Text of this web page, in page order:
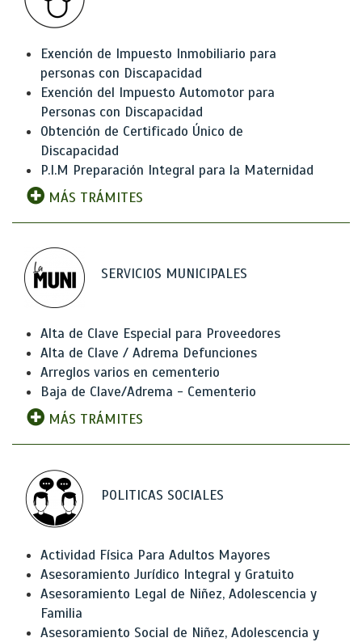
Exención de Impuesto Inmobiliario para
personas con Discapacidad
Exención del Impuesto Automotor para
Personas con Discapacidad
Obtención de Certificado Único de
Discapacidad
P.I.M Preparación Integral para la Maternidad
MÁS TRÁMITES
SERVICIOS MUNICIPALES
Alta de Clave Especial para Proveedores
Alta de Clave / Adrema Defunciones
Arreglos varios en cementerio
Baja de Clave/Adrema - Cementerio
MÁS TRÁMITES
POLITICAS SOCIALES
Actividad Física Para Adultos Mayores
Asesoramiento Jurídico Integral y Gratuito
Asesoramiento Legal de Niñez, Adolescencia y
Familia
Asesoramiento Social de Niñez, Adolescencia y